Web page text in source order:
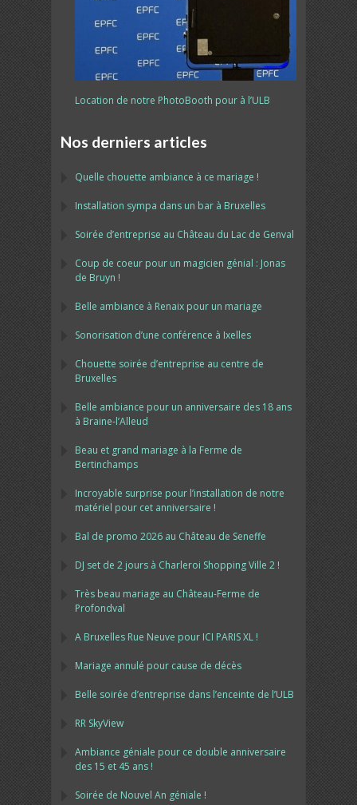
Location de notre PhotoBooth pour à l’ULB
Nos derniers articles
Quelle chouette ambiance à ce mariage !
Installation sympa dans un bar à Bruxelles
Soirée d’entreprise au Château du Lac de Genval
Coup de coeur pour un magicien génial : Jonas
de Bruyn !
Belle ambiance à Renaix pour un mariage
Sonorisation d’une conférence à Ixelles
Chouette soirée d’entreprise au centre de
Bruxelles
Belle ambiance pour un anniversaire des 18 ans
à Braine-l’Alleud
Beau et grand mariage à la Ferme de
Bertinchamps
Incroyable surprise pour l’installation de notre
matériel pour cet anniversaire !
Bal de promo 2026 au Château de Seneffe
DJ set de 2 jours à Charleroi Shopping Ville 2 !
Très beau mariage au Château-Ferme de
Profondval
A Bruxelles Rue Neuve pour ICI PARIS XL !
Mariage annulé pour cause de décès
Belle soirée d’entreprise dans l’enceinte de l’ULB
RR SkyView
Ambiance géniale pour ce double anniversaire
des 15 et 45 ans !
Soirée de Nouvel An géniale !